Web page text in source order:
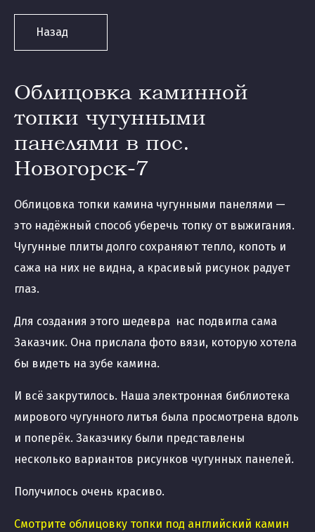
Назад
Облицовка каминной
топки чугунными
панелями в пос.
Новогорск-7
Облицовка топки камина чугунными панелями —
это надёжный способ уберечь топку от выжигания.
Чугунные плиты долго сохраняют тепло, копоть и
сажа на них не видна, а красивый рисунок радует
глаз.
Для создания этого шедевра нас подвигла сама
Заказчик. Она прислала фото вязи, которую хотела
бы видеть на зубе камина.
И всё закрутилось. Наша электронная библиотека
мирового чугунного литья была просмотрена вдоль
и поперёк. Заказчику были представлены
несколько вариантов рисунков чугунных панелей.
Получилось очень красиво.
Смотрите облицовку топки под английский камин